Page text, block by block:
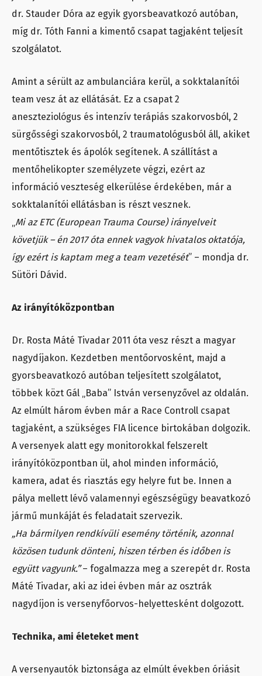
dr. Stauder Dóra az egyik gyorsbeavatkozó autóban,
míg dr. Tóth Fanni a kimentő csapat tagjaként teljesít
szolgálatot.
Amint a sérült az ambulanciára kerül, a sokktalanítói
team vesz át az ellátását. Ez a csapat 2
aneszteziológus és intenzív terápiás szakorvosból, 2
sürgősségi szakorvosból, 2 traumatológusból áll, akiket
mentőtisztek és ápolók segítenek. A szállítást a
mentőhelikopter személyzete végzi, ezért az
információ veszteség elkerülése érdekében, már a
sokktalanítói ellátásban is részt vesznek.
„Mi az ETC (European Trauma Course) irányelveit
követjük – én 2017 óta ennek vagyok hivatalos oktatója,
így ezért is kaptam meg a team vezetését” – mondja dr.
Sütöri Dávid.
Az irányítóközpontban
Dr. Rosta Máté Tivadar 2011 óta vesz részt a magyar
nagydíjakon. Kezdetben mentőorvosként, majd a
gyorsbeavatkozó autóban teljesített szolgálatot,
többek közt Gál „Baba” István versenyzővel az oldalán.
Az elmúlt három évben már a Race Controll csapat
tagjaként, a szükséges FIA licence birtokában dolgozik.
A versenyek alatt egy monitorokkal felszerelt
irányítóközpontban ül, ahol minden információ,
kamera, adat és riasztás egy helyre fut be. Innen a
pálya mellett lévő valamennyi egészségügy beavatkozó
jármű munkáját és feladatait szervezik.
„Ha bármilyen rendkívüli esemény történik, azonnal
közösen tudunk dönteni, hiszen térben és időben is
együtt vagyunk.”– fogalmazza meg a szerepét dr. Rosta
Máté Tivadar, aki az idei évben már az osztrák
nagydíjon is versenyfőorvos-helyettesként dolgozott.
Technika, ami életeket ment
A versenyautók biztonsága az elmúlt években óriásit